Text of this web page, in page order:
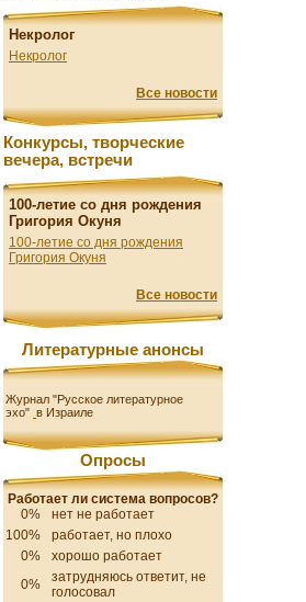
Некролог
Некролог
Все новости
Конкурсы, творческие
вечера, встречи
100-летие со дня рождения
Григория Окуня
100-летие со дня рождения
Григория Окуня
Все новости
Литературные анонсы
Журнал "Русское литературное
эхо" в Израиле
Опросы
Работает ли система вопросов?
0%
нет не работает
100%
работает, но плохо
0%
хорошо работает
0%
затрудняюсь ответит, не
голосовал